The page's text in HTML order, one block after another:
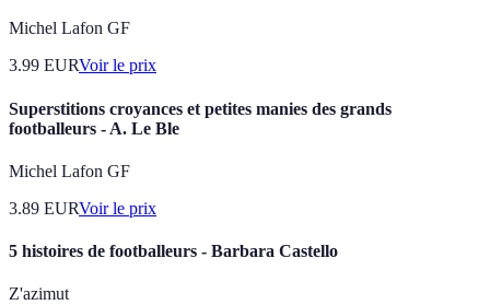
Michel Lafon GF
3.99 EURVoir le prix
Superstitions croyances et petites manies des grands
footballeurs - A. Le Ble
Michel Lafon GF
3.89 EURVoir le prix
5 histoires de footballeurs - Barbara Castello
Z'azimut